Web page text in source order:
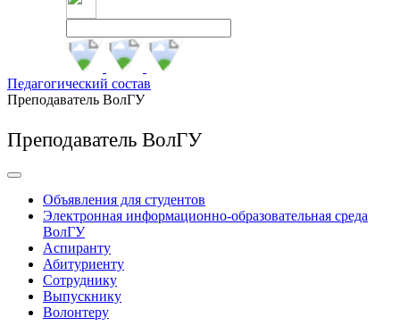
Педагогический состав
Преподаватель ВолГУ
Преподаватель ВолГУ
Объявления для студентов
Электронная информационно-образовательная среда
ВолГУ
Аспиранту
Абитуриенту
Сотруднику
Выпускнику
Волонтеру